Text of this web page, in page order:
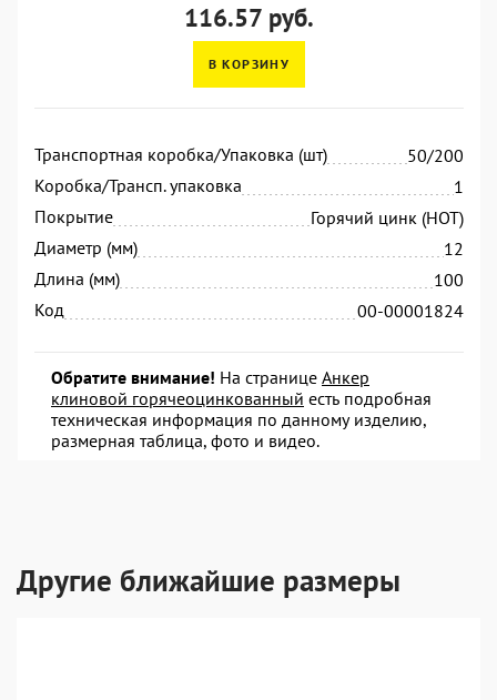
116.57 руб.
В КОРЗИНУ
Транспортная коробка/Упаковка (шт)
50/200
Коробка/Трансп. упаковка
1
Покрытие
Горячий цинк (HOT)
Диаметр (мм)
12
Длина (мм)
100
Код
00-00001824
Обратите внимание! На странице Анкер
клиновой горячеоцинкованный есть подробная
техническая информация по данному изделию,
размерная таблица, фото и видео.
Другие ближайшие размеры